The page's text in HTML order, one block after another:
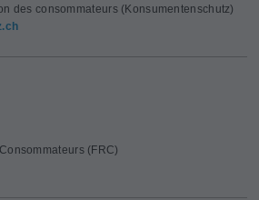
des consommateurs (Konsumentenschutz)
(FRC)